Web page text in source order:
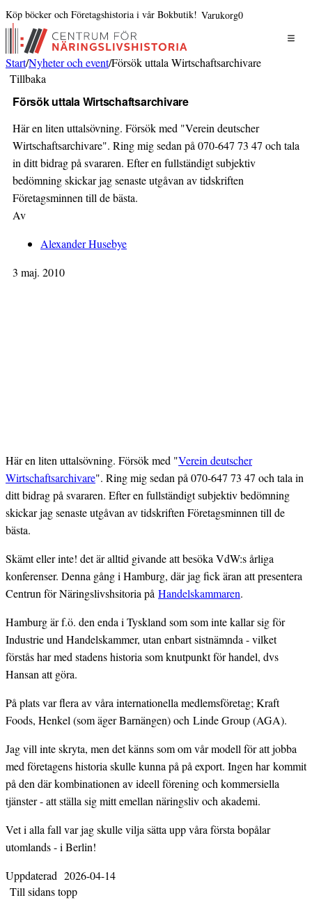
Köp böcker och Företagshistoria i vår Bokbutik! Varukorg0
Start/Nyheter och event/Försök uttala Wirtschaftsarchivare
Tillbaka
Försök uttala Wirtschaftsarchivare
Här en liten uttalsövning. Försök med "Verein deutscher
Wirtschaftsarchivare". Ring mig sedan på 070-647 73 47 och tala
in ditt bidrag på svararen. Efter en fullständigt subjektiv
bedömning skickar jag senaste utgåvan av tidskriften
Företagsminnen till de bästa.
Av
Alexander Husebye
3 maj. 2010
Här en liten uttalsövning. Försök med "Verein deutscher
Wirtschaftsarchivare". Ring mig sedan på 070-647 73 47 och tala in
ditt bidrag på svararen. Efter en fullständigt subjektiv bedömning
skickar jag senaste utgåvan av tidskriften Företagsminnen till de
bästa.
Skämt eller inte! det är alltid givande att besöka VdW:s årliga
konferenser. Denna gång i Hamburg, där jag fick äran att presentera
Centrun för Näringslivshsitoria på Handelskammaren.
Hamburg är f.ö. den enda i Tyskland som som inte kallar sig för
Industrie und Handelskammer, utan enbart sistnämnda - vilket
förstås har med stadens historia som knutpunkt för handel, dvs
Hansan att göra.
På plats var flera av våra internationella medlemsföretag; Kraft
Foods, Henkel (som äger Barnängen) och Linde Group (AGA).
Jag vill inte skryta, men det känns som om vår modell för att jobba
med företagens historia skulle kunna på på export. Ingen har kommit
på den där kombinationen av ideell förening och kommersiella
tjänster - att ställa sig mitt emellan näringsliv och akademi.
Vet i alla fall var jag skulle vilja sätta upp våra första bopålar
utomlands - i Berlin!
Uppdaterad 2026-04-14
Till sidans topp